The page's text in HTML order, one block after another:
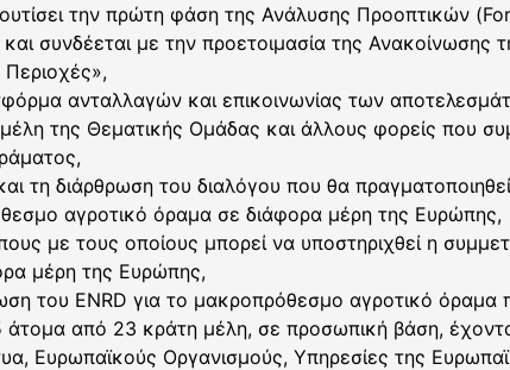
την πρώτη φάση της Ανάλυσης Προοπτικών
συνδέεται με την προετοιμασία της
Περιοχές»,
ανταλλαγών και επικοινωνίας των
της Θεματικής Ομάδας και άλλους φορείς που
τη διάρθρωση του διαλόγου που θα
αγροτικό όραμα σε διάφορα μέρη της Ευρώπης,
με τους οποίους μπορεί να υποστηριχθεί η
μέρη της Ευρώπης,
του ENRD για το μακροπρόθεσμο αγροτικό όραμα
από 23 κράτη μέλη, σε προσωπική βάση,
Ευρωπαϊκούς Οργανισμούς, Υπηρεσίες της